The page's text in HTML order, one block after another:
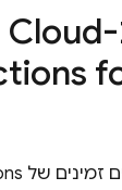
Cloud
זמינים של